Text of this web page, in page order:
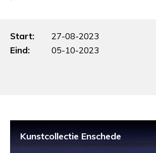
Start:
27-08-2023
Eind:
05-10-2023
Kunstcollectie Enschede